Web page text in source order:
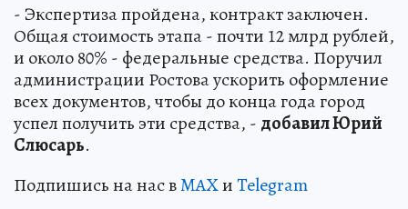
- Экспертиза пройдена, контракт заключен.
Общая стоимость этапа - почти 12 млрд рублей,
и около 80% - федеральные средства. Поручил
администрации Ростова ускорить оформление
всех документов, чтобы до конца года город
успел получить эти средства, - добавил Юрий
Слюсарь.
Подпишись на нас вMAXиTelegram